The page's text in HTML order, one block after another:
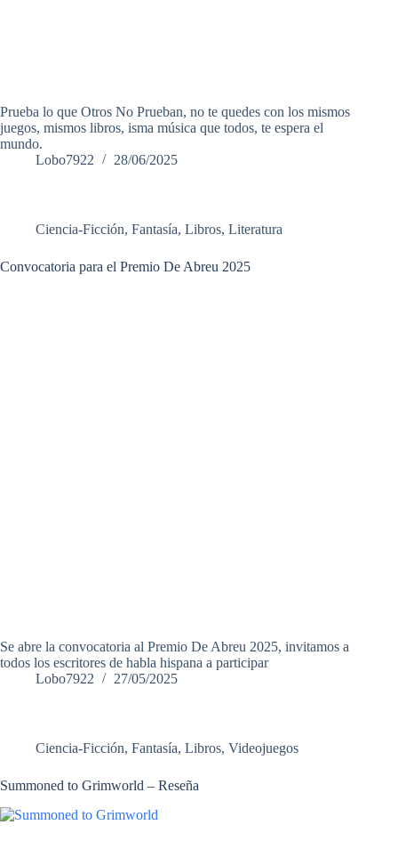
Prueba lo que Otros No Prueban, no te quedes con los mismos
juegos, mismos libros, isma música que todos, te espera el
mundo.
Lobo7922
28/06/2025
Ciencia-Ficción, Fantasía, Libros, Literatura
Convocatoria para el Premio De Abreu 2025
Se abre la convocatoria al Premio De Abreu 2025, invitamos a
todos los escritores de habla hispana a participar
Lobo7922
27/05/2025
Ciencia-Ficción, Fantasía, Libros, Videojuegos
Summoned to Grimworld – Reseña